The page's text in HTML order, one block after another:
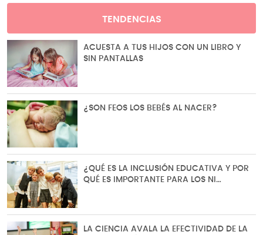
TENDENCIAS
ACUESTA A TUS HIJOS CON UN LIBRO Y
SIN PANTALLAS
¿SON FEOS LOS BEBÉS AL NACER?
¿QUÉ ES LA INCLUSIÓN EDUCATIVA Y POR
QUÉ ES IMPORTANTE PARA LOS NI…
LA CIENCIA AVALA LA EFECTIVIDAD DE LA